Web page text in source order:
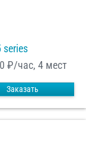
series
₽/час, 4 мест
Заказать